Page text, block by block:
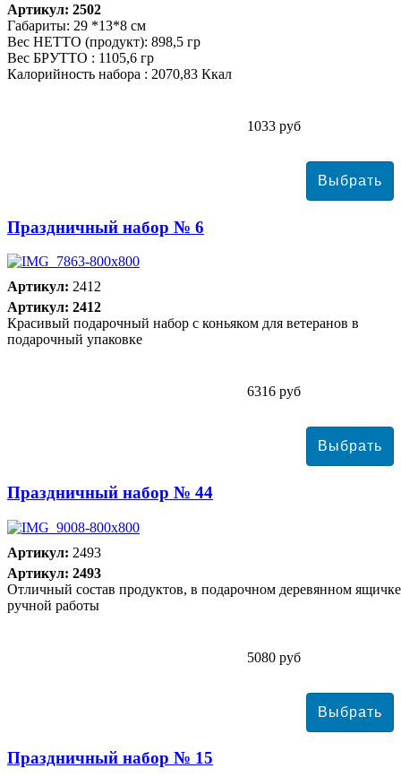
Артикул: 2502
Габариты: 29 *13*8 см
Вес НЕТТО (продукт): 898,5 гр
Вес БРУТТО : 1105,6 гр
Калорийность набора : 2070,83 Ккал
1033 руб
Праздничный набор № 6
Артикул: 2412
Артикул: 2412
Красивый подарочный набор с коньяком для ветеранов в
подарочный упаковке
6316 руб
Праздничный набор № 44
Артикул: 2493
Артикул: 2493
Отличный состав продуктов, в подарочном деревянном ящичке
ручной работы
5080 руб
Праздничный набор № 15